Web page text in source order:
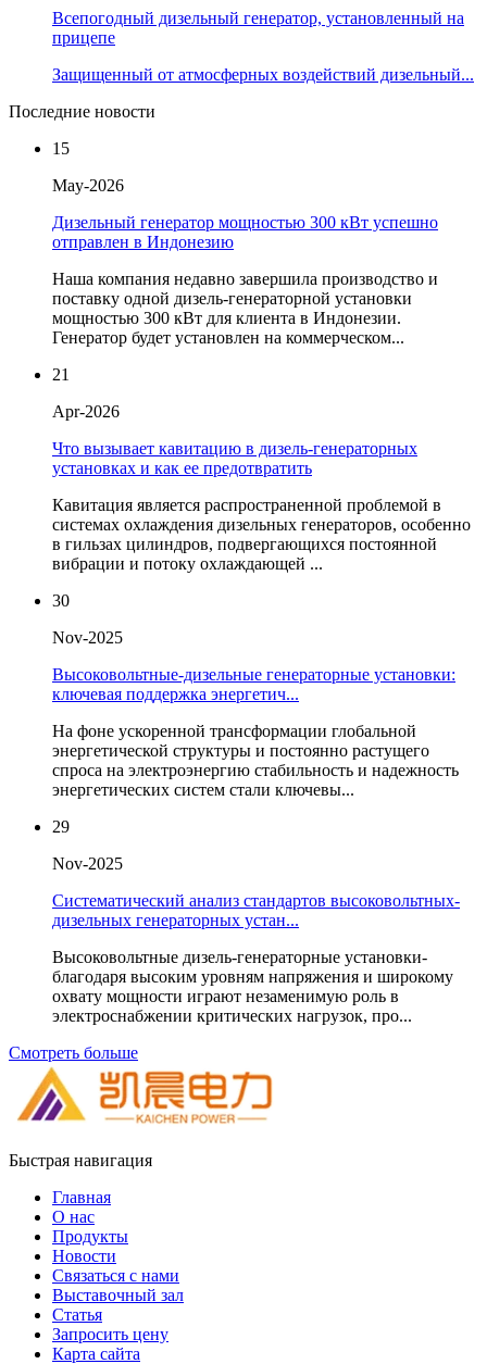
Всепогодный дизельный генератор, установленный на
прицепе
Защищенный от атмосферных воздействий дизельный...
Последние новости
15
May-2026
Дизельный генератор мощностью 300 кВт успешно
отправлен в Индонезию
Наша компания недавно завершила производство и
поставку одной дизель-генераторной установки
мощностью 300 кВт для клиента в Индонезии.
Генератор будет установлен на коммерческом...
21
Apr-2026
Что вызывает кавитацию в дизель-генераторных
установках и как ее предотвратить
Кавитация является распространенной проблемой в
системах охлаждения дизельных генераторов, особенно
в гильзах цилиндров, подвергающихся постоянной
вибрации и потоку охлаждающей ...
30
Nov-2025
Высоковольтные-дизельные генераторные установки:
ключевая поддержка энергетич...
На фоне ускоренной трансформации глобальной
энергетической структуры и постоянно растущего
спроса на электроэнергию стабильность и надежность
энергетических систем стали ключевы...
29
Nov-2025
Систематический анализ стандартов высоковольтных-
дизельных генераторных устан...
Высоковольтные дизель-генераторные установки-
благодаря высоким уровням напряжения и широкому
охвату мощности играют незаменимую роль в
электроснабжении критических нагрузок, про...
Смотреть больше
Быстрая навигация
Главная
О нас
Продукты
Новости
Связаться с нами
Выставочный зал
Статья
Запросить цену
Карта сайта